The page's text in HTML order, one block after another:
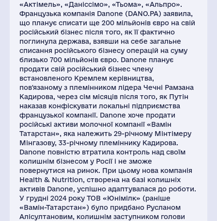
62
«Актімель», «Даніссімо», «Тьома», «Альпро».
Французька компанія Danone (DANO.PA) заявила,
що планує списати ще 200 мільйонів євро на свій
російський бізнес після того, як її фактично
поглинула держава, взявши на себе загальне
списання російського бізнесу операцій на суму
близько 700 мільйонів євро. Danone планує
продати свій російський бізнес члену
встановленого Кремлем керівництва,
пов'язаному з племінником лідера Чечні Рамзана
Кадирова, через сім місяців після того, як Путін
наказав конфіскувати локальні підприємства
французької компанії. Danone хоче продати
російські активи молочної компанії «Вамін
Татарстан», яка належить 29-річному Мінтімеру
Мінгазову, 33-річному племіннику Кадирова.
Danone повністю втратила контроль над своїм
колишнім бізнесом у Росії і не зможе
повернутися на ринок. При цьому нова компанія
Health & Nutrition, створена на базі колишніх
активів Danone, успішно адаптувалася до роботи.
У грудні 2024 року ТОВ «Юнімілк» (раніше
«Вамін-Татарстан») було придбано Русланом
Алісултановим, колишнім заступником голови